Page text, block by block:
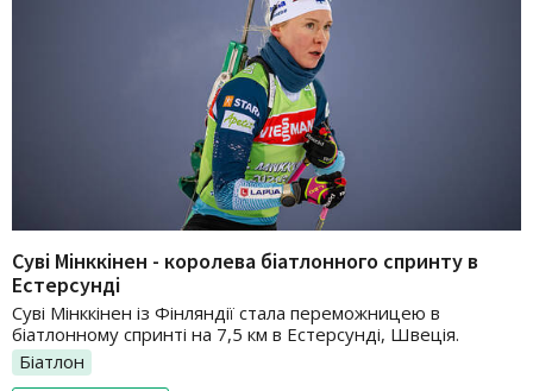
Суві Мінккінен - королева біатлонного спринту в
Естерсунді
Суві Мінккінен із Фінляндії стала переможницею в
біатлонному спринті на 7,5 км в Естерсунді, Швеція.
Біатлон